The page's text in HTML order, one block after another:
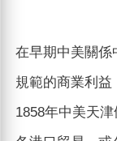
在早期中美關係
規範的商業利
1858年中美天